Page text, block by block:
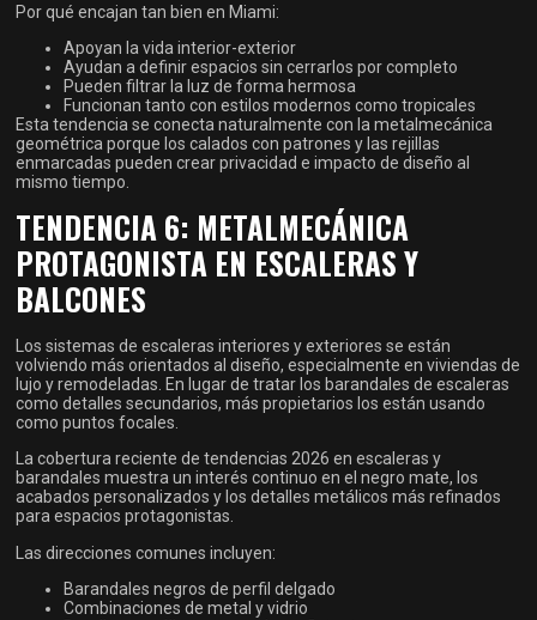
Por qué encajan tan bien en Miami:
Apoyan la vida interior-exterior
Ayudan a definir espacios sin cerrarlos por completo
Pueden filtrar la luz de forma hermosa
Funcionan tanto con estilos modernos como tropicales
Esta tendencia se conecta naturalmente con la metalmecánica
geométrica porque los calados con patrones y las rejillas
enmarcadas pueden crear privacidad e impacto de diseño al
mismo tiempo.
TENDENCIA 6: METALMECÁNICA
PROTAGONISTA EN ESCALERAS Y
BALCONES
Los sistemas de escaleras interiores y exteriores se están
volviendo más orientados al diseño, especialmente en viviendas de
lujo y remodeladas. En lugar de tratar los barandales de escaleras
como detalles secundarios, más propietarios los están usando
como puntos focales.
La cobertura reciente de tendencias 2026 en escaleras y
barandales muestra un interés continuo en el negro mate, los
acabados personalizados y los detalles metálicos más refinados
para espacios protagonistas.
Las direcciones comunes incluyen:
Barandales negros de perfil delgado
Combinaciones de metal y vidrio